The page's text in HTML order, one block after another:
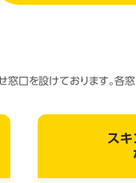
窓口を設けております。
スキ